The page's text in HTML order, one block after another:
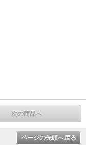
次の商品へ
ページの先頭へ戻る